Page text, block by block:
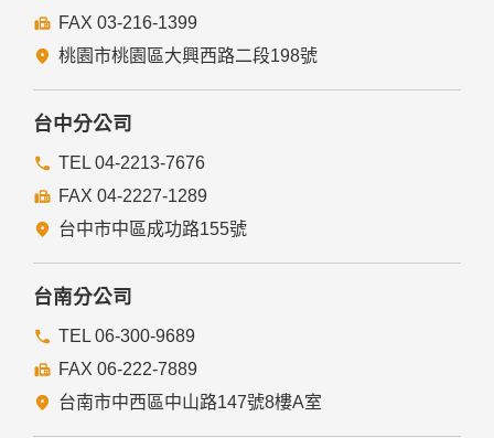
經由您書面同意。
法律明文規定。
與公務機關或學術研究機構合作，基於公共利益為統計或學術
研究而有必要，且資料經過提供者處理或蒐集者依其揭露方式
無從識別特定之當事人。
當您在網站的行為，違反服務條款或可能損害或妨礙網站與其
揭露您的個人資料是為了辨識、聯絡或採取法律行動所必要
者。
本網站委託廠商協助蒐集、處理或利用您的個人資料時，將對
委外廠商或個人善盡監督管理之責。
六、Cookie之使用
為了提供您最佳的服務，本網站會在您的電腦中放置並取用我
們的Cookie，若您不願接受Cookie的寫入，您可在您使用的
瀏覽器功能項中設定隱私權等級為高，即可拒絕Cookie的寫
FAX 03-216-1399
桃園市桃園區大興西路二段198號
台中分公司
TEL 04-2213-7676
FAX 04-2227-1289
台中市中區成功路155號
台南分公司
TEL 06-300-9689
FAX 06-222-7889
台南市中西區中山路147號8樓A室